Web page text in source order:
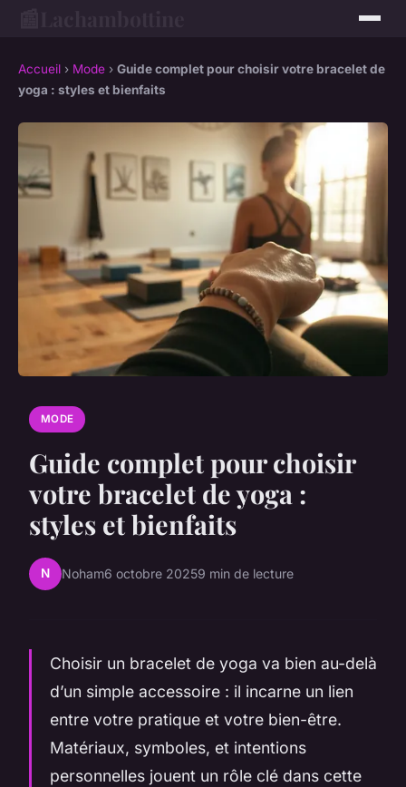
Accueil › Mode › Guide complet pour choisir votre bracelet de
yoga : styles et bienfaits
MODE
Guide complet pour choisir
votre bracelet de yoga :
styles et bienfaits
N Noham6 octobre 20259 min de lecture
Choisir un bracelet de yoga va bien au-delà
d’un simple accessoire : il incarne un lien
entre votre pratique et votre bien-être.
Matériaux, symboles, et intentions
personnelles jouent un rôle clé dans cette